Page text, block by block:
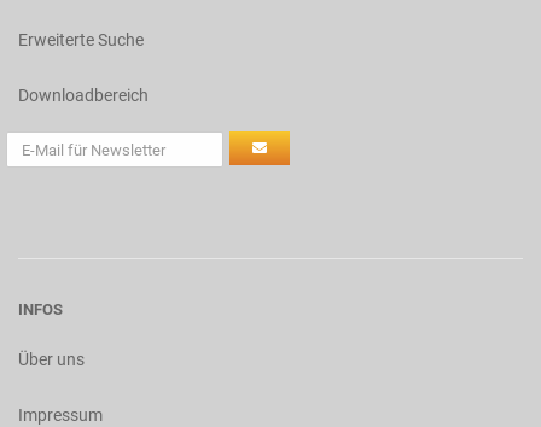
Erweiterte Suche
Downloadbereich
INFOS
Über uns
Impressum